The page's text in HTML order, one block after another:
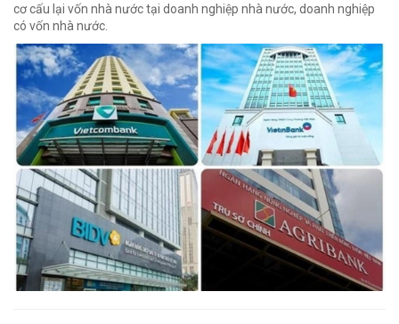
cơ cấu lại vốn nhà nước tại doanh nghiệp nhà nước, doanh nghiệp
có vốn nhà nước.